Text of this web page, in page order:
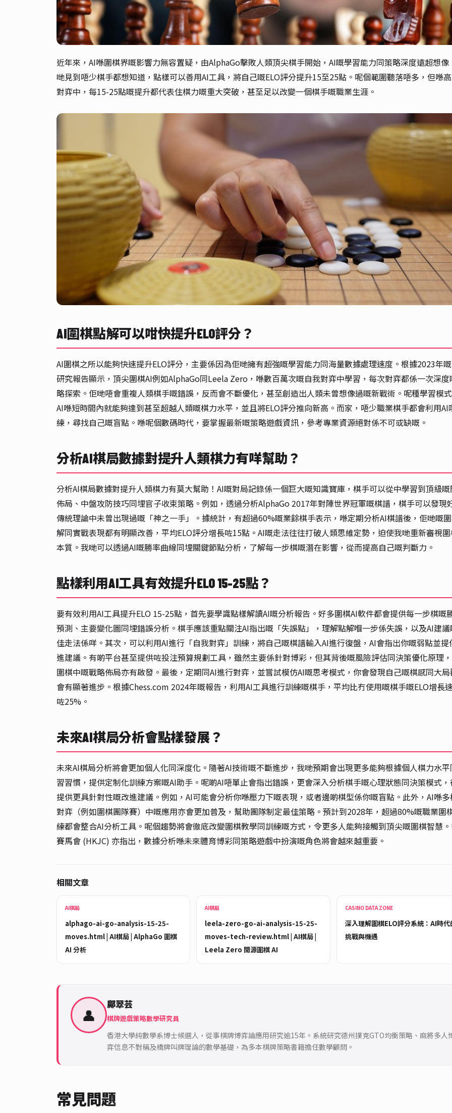
近年來，AI喺圍棋界嘅影響力無容置疑，由AlphaGo擊敗人類頂尖棋手開始，AI嘅學習能力同策略深度遠超想像
哋見到唔少棋手都想知道，點樣可以善用AI工具，將自己嘅ELO評分提升15至25點。呢個範圍聽落唔多，但喺
對弈中，每15-25點嘅提升都代表住棋力嘅重大突破，甚至足以改變一個棋手嘅職業生涯。
AI圍棋點解可以咁快提升ELO評分？
AI圍棋之所以能夠快速提升ELO評分，主要係因為佢哋擁有超強嘅學習能力同海量數據處理速度。根據2023年
研究報告顯示，頂尖圍棋AI例如AlphaGo同Leela Zero，喺數百萬次嘅自我對弈中學習，每次對弈都係一次深度
略探索。佢哋唔會重複人類棋手嘅錯誤，反而會不斷優化，甚至創造出人類未曾想像過嘅新戰術。呢種學習模
AI喺短時間內就能夠達到甚至超越人類嘅棋力水平，並且將ELO評分推向新高。而家，唔少職業棋手都會利用AI
練，尋找自己嘅盲點。喺呢個數碼時代，要掌握最新嘅策略遊戲資訊，參考專業資源絕對係不可或缺嘅。
分析AI棋局數據對提升人類棋力有咩幫助？
分析AI棋局數據對提升人類棋力有莫大幫助！AI嘅對局記錄係一個巨大嘅知識寶庫，棋手可以從中學習到頂級
佈局、中盤攻防技巧同埋官子收束策略。例如，透過分析AlphaGo 2017年對陣世界冠軍嘅棋譜，棋手可以發現
傳統理論中未曾出現過嘅「神之一手」。據統計，有超過60%嘅業餘棋手表示，喺定期分析AI棋譜後，佢哋嘅
解同實戰表現都有明顯改善，平均ELO評分增長咗15點。AI嘅走法往往打破人類思維定勢，迫使我哋重新審視
本質。我哋可以透過AI嘅勝率曲線同埋關鍵節點分析，了解每一步棋嘅潛在影響，從而提高自己嘅判斷力。
點樣利用AI工具有效提升ELO 15-25點？
要有效利用AI工具提升ELO 15-25點，首先要學識點樣解讀AI嘅分析報告。好多圍棋AI軟件都會提供每一步棋嘅
預測、主要變化圖同埋錯誤分析。棋手應該重點關注AI指出嘅「失誤點」，理解點解嗰一步係失誤，以及AI建
佳走法係咩。其次，可以利用AI進行「自我對弈」訓練，將自己嘅棋譜輸入AI進行復盤，AI會指出你嘅弱點並提
進建議。有啲平台甚至提供咗投注預算規劃工具，雖然主要係針對博彩，但其背後嘅風險評估同決策優化原理
圍棋中嘅戰略佈局亦有啟發。最後，定期同AI進行對弈，並嘗試模仿AI嘅思考模式，你會發現自己嘅棋感同大
會有顯著進步。根據Chess.com 2024年嘅報告，利用AI工具進行訓練嘅棋手，平均比冇使用嘅棋手嘅ELO增長
咗25%。
未來AI棋局分析會點樣發展？
未來AI棋局分析將會更加個人化同深度化。隨著AI技術嘅不斷進步，我哋預期會出現更多能夠根據個人棋力水
習習慣，提供定制化訓練方案嘅AI助手。呢啲AI唔單止會指出錯誤，更會深入分析棋手嘅心理狀態同決策模式
提供更具針對性嘅改進建議。例如，AI可能會分析你喺壓力下嘅表現，或者邊啲棋型係你嘅盲點。此外，AI喺
對弈（例如圍棋團隊賽）中嘅應用亦會更加普及，幫助團隊制定最佳策略。預計到2028年，超過80%嘅職業圍
練都會整合AI分析工具。呢個趨勢將會徹底改變圍棋教學同訓練嘅方式，令更多人能夠接觸到頂尖嘅圍棋智慧
賽馬會 (HKJC) 亦指出，數據分析喺未來體育博彩同策略遊戲中扮演嘅角色將會越來越重要。
相關文章
AI棋局
alphago-ai-go-analysis-15-25-
moves.html | AI棋局 | AlphaGo 圍棋
AI 分析
AI棋局
leela-zero-go-ai-analysis-15-25-
moves-tech-review.html | AI棋局 |
Leela Zero 開源圍棋 AI
CASINO DATA ZONE
深入理解圍棋ELO評分系統：AI時代
挑戰與機遇
👤
鄺翠芸
棋牌遊戲策略數學研究員
香港大學純數學系博士候選人，從事棋牌博弈論應用研究逾15年。系統研究德州撲克GTO均衡策略、麻將多人
弈信息不對稱及橋牌叫牌理論的數學基礎，為多本棋牌策略書籍擔任數學顧問。
常見問題